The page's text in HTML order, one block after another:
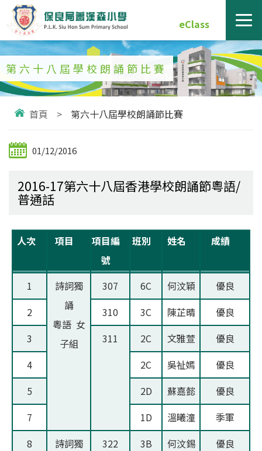
eClass
第六十八屆學校朗誦節比賽
首頁 > 第六十八屆學校朗誦節比賽
01/12/2016
2016-17第六十八屆香港學校朗誦節粵語/
普通話
人次 項目
項目編
號
班別 姓名 成績
1
詩詞獨
誦
粵語 女
子組
307 6C 何汶穎
優良
2
310 3C 陳芷晴
優良
3
311 2C 文雅萱
優良
4
2C 吳祉嫣
優良
5
2D 蘇嘉懿
優良
7
1D 溫曦潼
季軍
8
詩詞獨
322 3B 何汶錫
優良